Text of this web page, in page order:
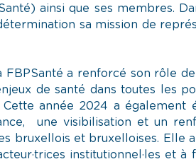
ainsi que ses membres.
sa mission de
FBPSanté a renforcé son rôle
de santé dans toutes les
Cette année 2024 a
une visibilisation et un
bruxellois et bruxelloises.
institutionnel·les